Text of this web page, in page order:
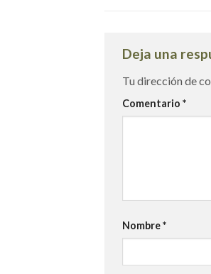
Deja una
Tu dirección de
Comentario *
Nombre*